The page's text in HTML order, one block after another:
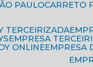
PAULO
CARRETO
TERCEIRIZADA
EMPRESA
ONLINE